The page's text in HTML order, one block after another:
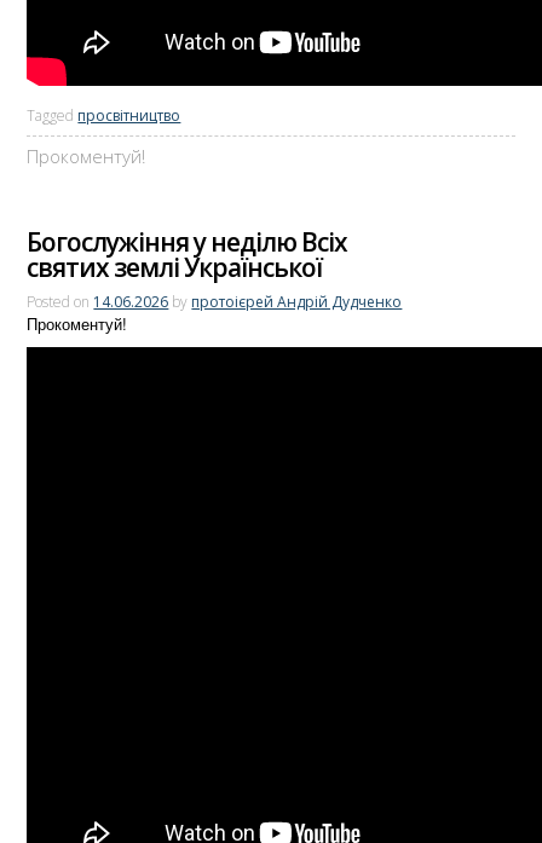
Tagged просвітництво
Прокоментуй!
Богослужіння у неділю Всіх
святих землі Української
Posted on 14.06.2026 by протоієрей Андрій Дудченко
Прокоментуй!